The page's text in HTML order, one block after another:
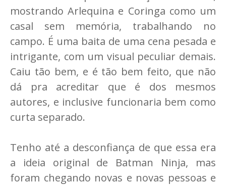
mostrando Arlequina e Coringa como um
casal sem memória, trabalhando no
campo. É uma baita de uma cena pesada e
intrigante, com um visual peculiar demais.
Caiu tão bem, e é tão bem feito, que não
dá pra acreditar que é dos mesmos
autores, e inclusive funcionaria bem como
curta separado.
Tenho até a desconfiança de que essa era
a ideia original de Batman Ninja, mas
foram chegando novas e novas pessoas e